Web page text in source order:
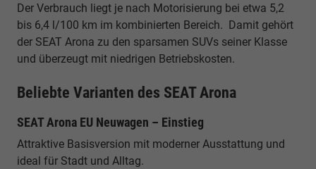
Der Verbrauch liegt je nach Motorisierung bei etwa 5,2
bis 6,4 l/100 km im kombinierten Bereich. Damit gehört
der SEAT Arona zu den sparsamen SUVs seiner Klasse
und überzeugt mit niedrigen Betriebskosten.
Beliebte Varianten des SEAT Arona
SEAT Arona EU Neuwagen – Einstieg
Attraktive Basisversion mit moderner Ausstattung und
ideal für Stadt und Alltag.